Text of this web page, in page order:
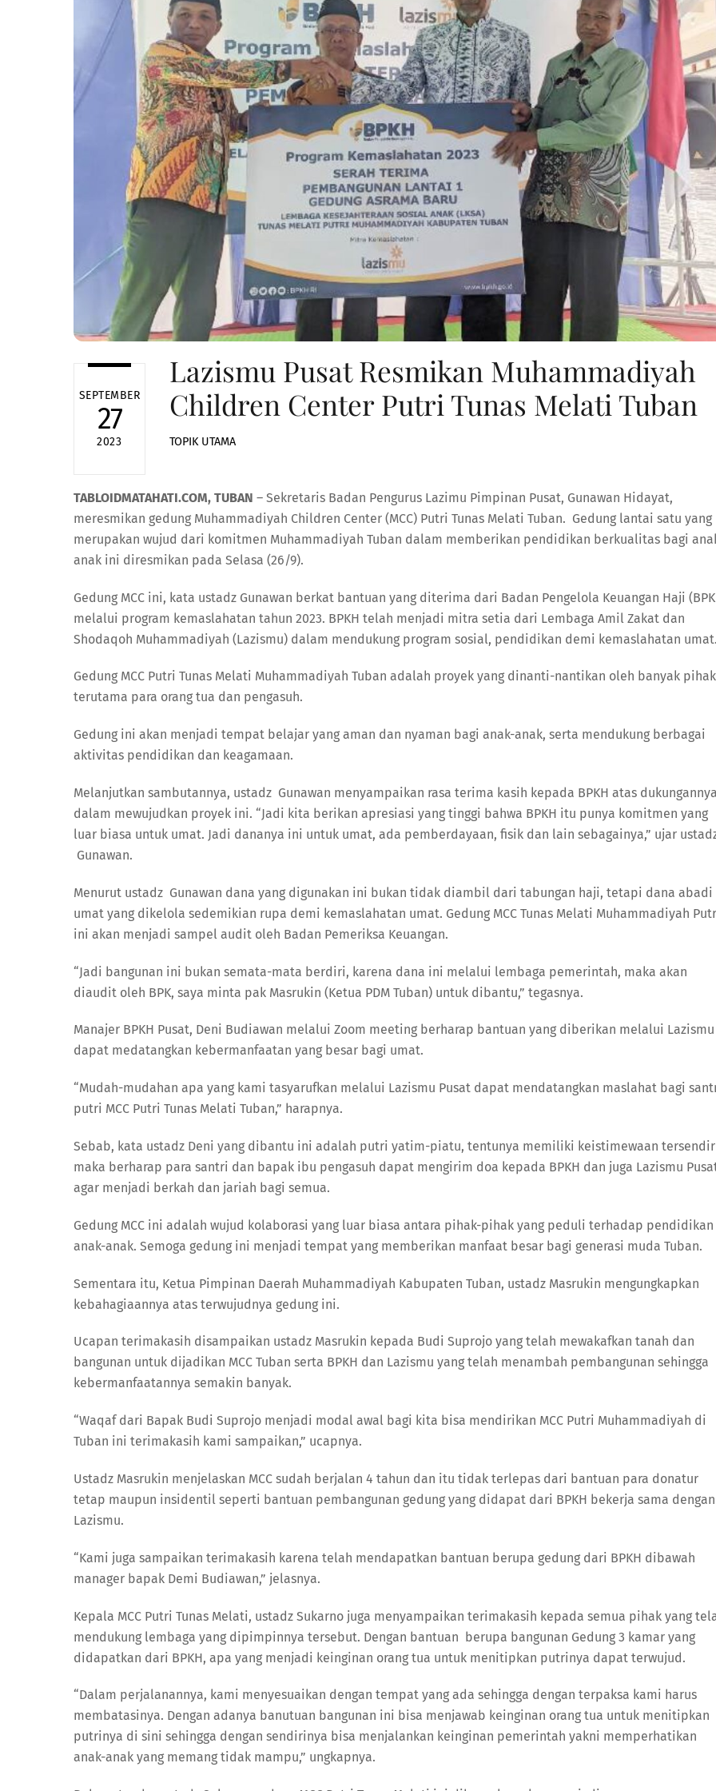
SEPTEMBER
27
2023
Lazismu Pusat Resmikan Muhammadiyah
Children Center Putri Tunas Melati Tuban
TOPIK UTAMA
TABLOIDMATAHATI.COM, TUBAN – Sekretaris Badan Pengurus Lazimu Pimpinan Pusat, Gunawan Hidayat,
meresmikan gedung Muhammadiyah Children Center (MCC) Putri Tunas Melati Tuban. Gedung lantai satu yang
merupakan wujud dari komitmen Muhammadiyah Tuban dalam memberikan pendidikan berkualitas bagi
anak ini diresmikan pada Selasa (26/9).
Gedung MCC ini, kata ustadz Gunawan berkat bantuan yang diterima dari Badan Pengelola Keuangan Haji
melalui program kemaslahatan tahun 2023. BPKH telah menjadi mitra setia dari Lembaga Amil Zakat dan
Shodaqoh Muhammadiyah (Lazismu) dalam mendukung program sosial, pendidikan demi kemaslahatan umat.
Gedung MCC Putri Tunas Melati Muhammadiyah Tuban adalah proyek yang dinanti-nantikan oleh banyak
terutama para orang tua dan pengasuh.
Gedung ini akan menjadi tempat belajar yang aman dan nyaman bagi anak-anak, serta mendukung berbagai
aktivitas pendidikan dan keagamaan.
Melanjutkan sambutannya, ustadz Gunawan menyampaikan rasa terima kasih kepada BPKH atas dukungannya
dalam mewujudkan proyek ini. “Jadi kita berikan apresiasi yang tinggi bahwa BPKH itu punya komitmen yang
luar biasa untuk umat. Jadi dananya ini untuk umat, ada pemberdayaan, fisik dan lain sebagainya,” ujar
Gunawan.
Menurut ustadz Gunawan dana yang digunakan ini bukan tidak diambil dari tabungan haji, tetapi dana abadi
umat yang dikelola sedemikian rupa demi kemaslahatan umat. Gedung MCC Tunas Melati Muhammadiyah
ini akan menjadi sampel audit oleh Badan Pemeriksa Keuangan.
“Jadi bangunan ini bukan semata-mata berdiri, karena dana ini melalui lembaga pemerintah, maka akan
diaudit oleh BPK, saya minta pak Masrukin (Ketua PDM Tuban) untuk dibantu,” tegasnya.
Manajer BPKH Pusat, Deni Budiawan melalui Zoom meeting berharap bantuan yang diberikan melalui Lazismu
dapat medatangkan kebermanfaatan yang besar bagi umat.
“Mudah-mudahan apa yang kami tasyarufkan melalui Lazismu Pusat dapat mendatangkan maslahat bagi
putri MCC Putri Tunas Melati Tuban,” harapnya.
Sebab, kata ustadz Deni yang dibantu ini adalah putri yatim-piatu, tentunya memiliki keistimewaan
maka berharap para santri dan bapak ibu pengasuh dapat mengirim doa kepada BPKH dan juga Lazismu
agar menjadi berkah dan jariah bagi semua.
Gedung MCC ini adalah wujud kolaborasi yang luar biasa antara pihak-pihak yang peduli terhadap pendidikan
anak-anak. Semoga gedung ini menjadi tempat yang memberikan manfaat besar bagi generasi muda Tuban.
Sementara itu, Ketua Pimpinan Daerah Muhammadiyah Kabupaten Tuban, ustadz Masrukin mengungkapkan
kebahagiaannya atas terwujudnya gedung ini.
Ucapan terimakasih disampaikan ustadz Masrukin kepada Budi Suprojo yang telah mewakafkan tanah dan
bangunan untuk dijadikan MCC Tuban serta BPKH dan Lazismu yang telah menambah pembangunan sehingga
kebermanfaatannya semakin banyak.
“Waqaf dari Bapak Budi Suprojo menjadi modal awal bagi kita bisa mendirikan MCC Putri Muhammadiyah di
Tuban ini terimakasih kami sampaikan,” ucapnya.
Ustadz Masrukin menjelaskan MCC sudah berjalan 4 tahun dan itu tidak terlepas dari bantuan para donatur
tetap maupun insidentil seperti bantuan pembangunan gedung yang didapat dari BPKH bekerja sama dengan
Lazismu.
“Kami juga sampaikan terimakasih karena telah mendapatkan bantuan berupa gedung dari BPKH dibawah
manager bapak Demi Budiawan,” jelasnya.
Kepala MCC Putri Tunas Melati, ustadz Sukarno juga menyampaikan terimakasih kepada semua pihak yang
mendukung lembaga yang dipimpinnya tersebut. Dengan bantuan berupa bangunan Gedung 3 kamar yang
didapatkan dari BPKH, apa yang menjadi keinginan orang tua untuk menitipkan putrinya dapat terwujud.
“Dalam perjalanannya, kami menyesuaikan dengan tempat yang ada sehingga dengan terpaksa kami harus
membatasinya. Dengan adanya banutuan bangunan ini bisa menjawab keinginan orang tua untuk menitipkan
putrinya di sini sehingga dengan sendirinya bisa menjalankan keinginan pemerintah yakni memperhatikan
anak-anak yang memang tidak mampu,” ungkapnya.